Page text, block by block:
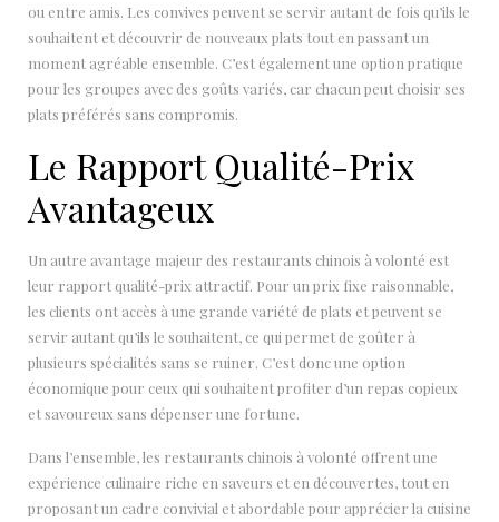
ou entre amis. Les convives peuvent se servir autant de fois qu’ils le
souhaitent et découvrir de nouveaux plats tout en passant un
moment agréable ensemble. C’est également une option pratique
pour les groupes avec des goûts variés, car chacun peut choisir ses
plats préférés sans compromis.
Le Rapport Qualité-Prix
Avantageux
Un autre avantage majeur des restaurants chinois à volonté est
leur rapport qualité-prix attractif. Pour un prix fixe raisonnable,
les clients ont accès à une grande variété de plats et peuvent se
servir autant qu’ils le souhaitent, ce qui permet de goûter à
plusieurs spécialités sans se ruiner. C’est donc une option
économique pour ceux qui souhaitent profiter d’un repas copieux
et savoureux sans dépenser une fortune.
Dans l’ensemble, les restaurants chinois à volonté offrent une
expérience culinaire riche en saveurs et en découvertes, tout en
proposant un cadre convivial et abordable pour apprécier la cuisine